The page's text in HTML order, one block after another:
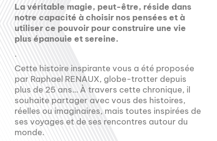
La véritable magie, peut-être, réside dans
notre capacité à choisir nos pensées et à
utiliser ce pouvoir pour construire une vie
plus épanouie et sereine.
.
Cette histoire inspirante vous a été proposée
par Raphael RENAUX, globe-trotter depuis
plus de 25 ans… À travers cette chronique, il
souhaite partager avec vous des histoires,
réelles ou imaginaires, mais toutes inspirées de
ses voyages et de ses rencontres autour du
monde.